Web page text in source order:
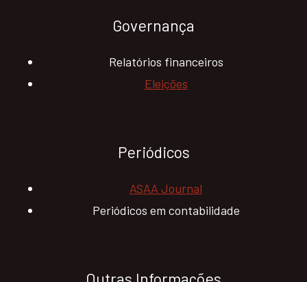
Governança
Relatórios financeiros
Eleições
Periódicos
ASAA Journal
Periódicos em contabilidade